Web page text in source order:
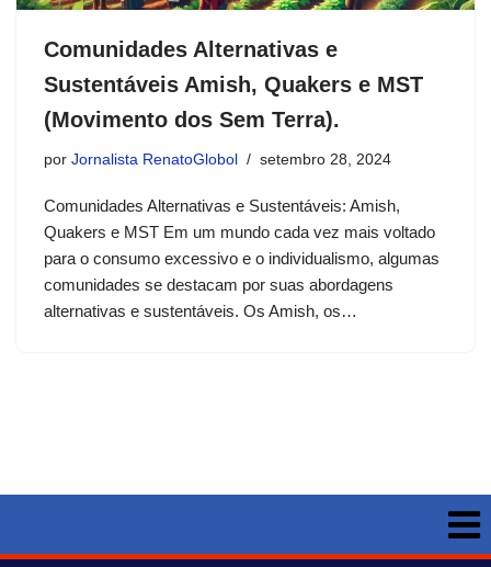
Comunidades Alternativas e
Sustentáveis Amish, Quakers e MST
(Movimento dos Sem Terra).
por Jornalista RenatoGlobol setembro 28, 2024
Comunidades Alternativas e Sustentáveis: Amish,
Quakers e MST Em um mundo cada vez mais voltado
para o consumo excessivo e o individualismo, algumas
comunidades se destacam por suas abordagens
alternativas e sustentáveis. Os Amish, os…